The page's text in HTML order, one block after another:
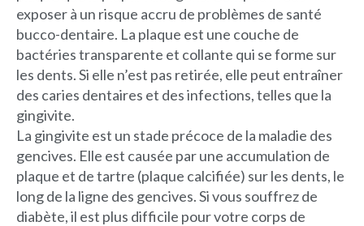
exposer à un risque accru de problèmes de santé
bucco-dentaire. La plaque est une couche de
bactéries transparente et collante qui se forme sur
les dents. Si elle n’est pas retirée, elle peut entraîner
des caries dentaires et des infections, telles que la
gingivite.
La gingivite est un stade précoce de la maladie des
gencives. Elle est causée par une accumulation de
plaque et de tartre (plaque calcifiée) sur les dents, le
long de la ligne des gencives. Si vous souffrez de
diabète, il est plus difficile pour votre corps de